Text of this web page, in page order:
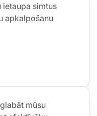
ietaupa simtus
apkalpošanu
mūsu